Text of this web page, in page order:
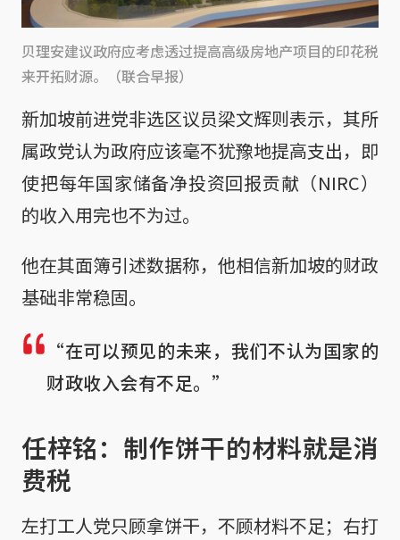
贝理安建议政府应考虑透过提高高级房地产项目的印花税
来开拓财源。（联合早报）
新加坡前进党非选区议员梁文辉则表示，其所
属政党认为政府应该毫不犹豫地提高支出，即
使把每年国家储备净投资回报贡献（NIRC）
的收入用完也不为过。
他在其面簿引述数据称，他相信新加坡的财政
基础非常稳固。
“在可以预见的未来，我们不认为国家的
财政收入会有不足。”
任梓铭：制作饼干的材料就是消
费税
左打工人党只顾拿饼干，不顾材料不足；右打